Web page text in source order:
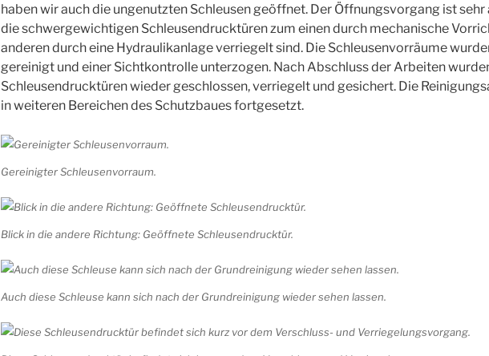
haben wir auch die ungenutzten Schleusen geöffnet. Der Öffnungsvorgang ist
die schwergewichtigen Schleusendrucktüren zum einen durch mechanische
anderen durch eine Hydraulikanlage verriegelt sind. Die Schleusenvorräume
gereinigt und einer Sichtkontrolle unterzogen. Nach Abschluss der Arbeiten
Schleusendrucktüren wieder geschlossen, verriegelt und gesichert. Die
in weiteren Bereichen des Schutzbaues fortgesetzt.
Gereinigter Schleusenvorraum.
Blick in die andere Richtung: Geöffnete Schleusendrucktür.
Auch diese Schleuse kann sich nach der Grundreinigung wieder sehen lassen.